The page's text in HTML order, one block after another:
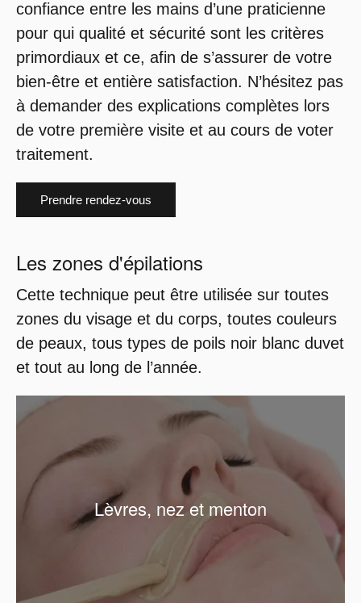
confiance entre les mains d’une praticienne
pour qui qualité et sécurité sont les critères
primordiaux et ce, afin de s’assurer de votre
bien-être et entière satisfaction. N’hésitez pas
à demander des explications complètes lors
de votre première visite et au cours de voter
traitement.
Prendre rendez-vous
Les zones d'épilations
Cette technique peut être utilisée sur toutes
zones du visage et du corps, toutes couleurs
de peaux, tous types de poils noir blanc duvet
et tout au long de l’année.
Lèvres, nez et menton